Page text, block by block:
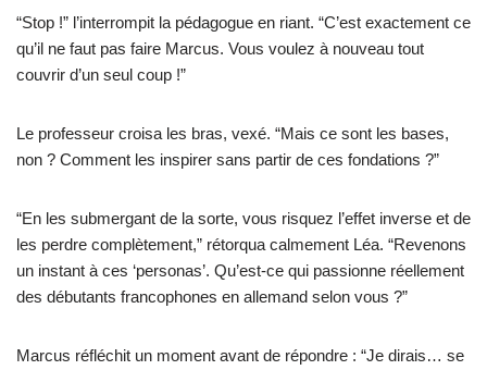
“Stop !” l’interrompit la pédagogue en riant. “C’est exactement ce
qu’il ne faut pas faire Marcus. Vous voulez à nouveau tout
couvrir d’un seul coup !”
Le professeur croisa les bras, vexé. “Mais ce sont les bases,
non ? Comment les inspirer sans partir de ces fondations ?”
“En les submergant de la sorte, vous risquez l’effet inverse et de
les perdre complètement,” rétorqua calmement Léa. “Revenons
un instant à ces ‘personas’. Qu’est-ce qui passionne réellement
des débutants francophones en allemand selon vous ?”
Marcus réfléchit un moment avant de répondre : “Je dirais… se